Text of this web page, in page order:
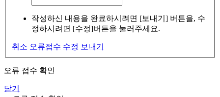
작성하신 내용을 완료하시려면 [보내기] 버튼을, 수
정하시려면 [수정]버튼을 눌러주세요.
취소 오류접수 수정 보내기
오류 접수 확인
닫기